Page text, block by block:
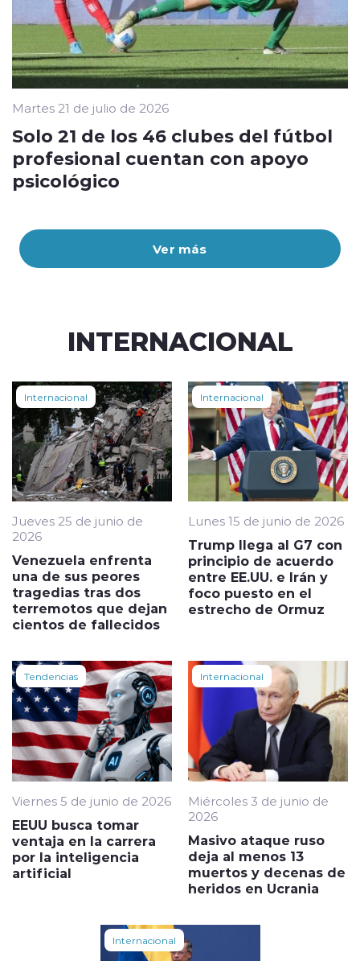
Ver más
Martes 21 de julio de 2026
Solo 21 de los 46 clubes del fútbol
profesional cuentan con apoyo
psicológico
INTERNACIONAL
Internacional
Jueves 25 de junio de
2026
Venezuela enfrenta
una de sus peores
tragedias tras dos
terremotos que dejan
cientos de fallecidos
Internacional
Lunes 15 de junio de 2026
Trump llega al G7 con
principio de acuerdo
entre EE.UU. e Irán y
foco puesto en el
estrecho de Ormuz
Tendencias
Viernes 5 de junio de 2026
EEUU busca tomar
ventaja en la carrera
por la inteligencia
artificial
Internacional
Miércoles 3 de junio de
2026
Masivo ataque ruso
deja al menos 13
muertos y decenas de
heridos en Ucrania
Internacional